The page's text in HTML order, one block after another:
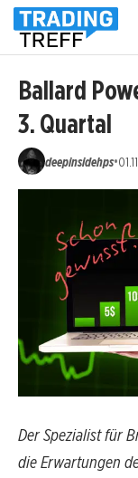
Ballard
3. Quartal
deepinsidehps•
Der Spezialist für
die Erwartungen